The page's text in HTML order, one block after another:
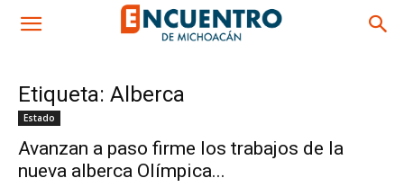
Etiqueta: Alberca
Estado
Avanzan a paso firme los trabajos de la
nueva alberca Olímpica...